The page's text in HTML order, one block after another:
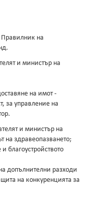
Правилник на
и министър на
на имот -
за управление на
и министър на
на здравеопазването;
благоустройството
допълнителни разходи
на конкуренцията за